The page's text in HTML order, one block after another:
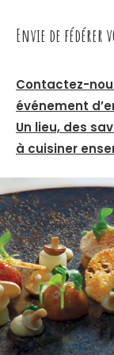
Envie de fédérer
Contactez-
événement
Un lieu, des
à cuisiner